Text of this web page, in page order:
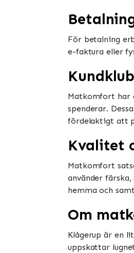
För betalning
e-faktura eller
Matkomfort har
spenderar.
fördelaktigt att
Kvalitet
Matkomfort
använder
hemma och
Om
Klågerup är en
uppskattar